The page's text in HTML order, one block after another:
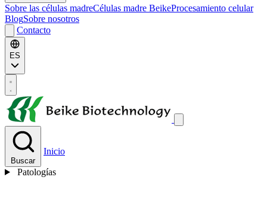
Sobre las células madreCélulas madre BeikeProcesamiento celular
BlogSobre nosotros
Contacto
ES
Buscar
Inicio
Patologías